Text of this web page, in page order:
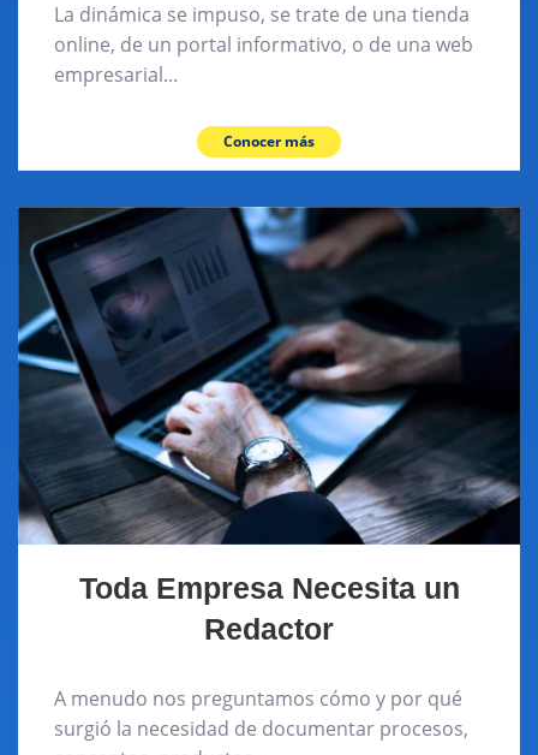
La dinámica se impuso, se trate de una tienda
online, de un portal informativo, o de una web
empresarial...
Conocer más
Toda Empresa Necesita un
Redactor
A menudo nos preguntamos cómo y por qué
surgió la necesidad de documentar procesos,